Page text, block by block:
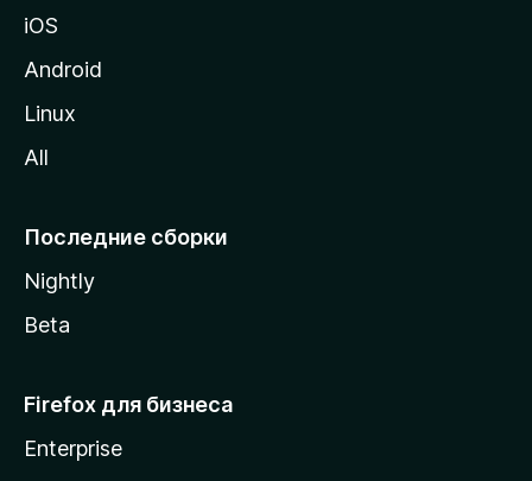
у
M
i
l
iOS
Android
Linux
All
Последние сборки
Nightly
Beta
Firefox для бизнеса
Enterprise